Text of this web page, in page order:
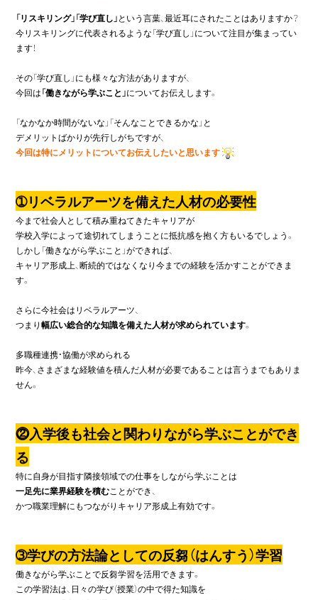
「リスキリング」「学び直し」という言葉、最近耳にされたことはありますか？
今リスキリングに代表されるような「学び直し」について注目が集まってい
ます！
その「学び直し」にも様々な方法がありますが、
今回は「働きながら学ぶこと」についてお伝えします。
「なかなか時間がないな」「そんなことできるかな」と
今回は特にメリットについてお伝えしたいと思います
➀リベラルアーツを備えた人材の必要性
今まで社会人として積み重ねてきたキャリアが
学校入学によって途切れてしまうことに抵抗感を抱く方もいるでしょう。
しかし「働きながら学ぶこと」ができれば、
キャリア形成上、断続的ではなくなり今までの経験を活かすことができま
す。
さらに今社会はリベラルアーツ、
つまり幅広い総合的な知識を備えた人材が求められています。
多職種連携・協働が求められる
昨今、さまざまな経験値を積んだ人材が必要であることは言うまでもありま
せん。
⓶入学後も社会と関わりながら学ぶことができ
る
一足先に業界経験を積むことができ、
かつ職業理解にもつながりキャリア形成上有効です。
➂学びの方法論としての反芻（はんすう）学習
働きながら学ぶことで反芻学習を活用できます。
この学習法は、日々の学び（授業）の中で得た知識を